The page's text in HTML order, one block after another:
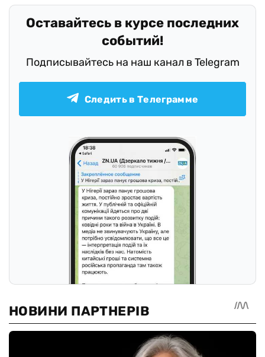
Оставайтесь в курсе последних
событий!
Подписывайтесь на наш канал в Telegram
Следить в Телеграмме